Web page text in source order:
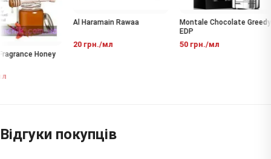
Honey
Al Haramain Rawaa
20 грн./мл
Montale Chocolate Greedy
EDP
50 грн./мл
Відгуки покупців